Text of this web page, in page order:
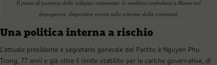
Il punto di partenza dello sviluppo vietnamita: le venditrici ambulanti a Hanoi nel
dopoguerra, diapositive viventi sullo schermo della continuità
Una politica interna a rischio
L’attuale presidente e segretario generale del Partito è Nguyen Phu
Trong, 77 anni e già oltre il limite stabilito per le cariche governative, di